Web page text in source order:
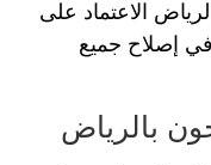
الاعتماد على
إصلاح جميع
بالرياض